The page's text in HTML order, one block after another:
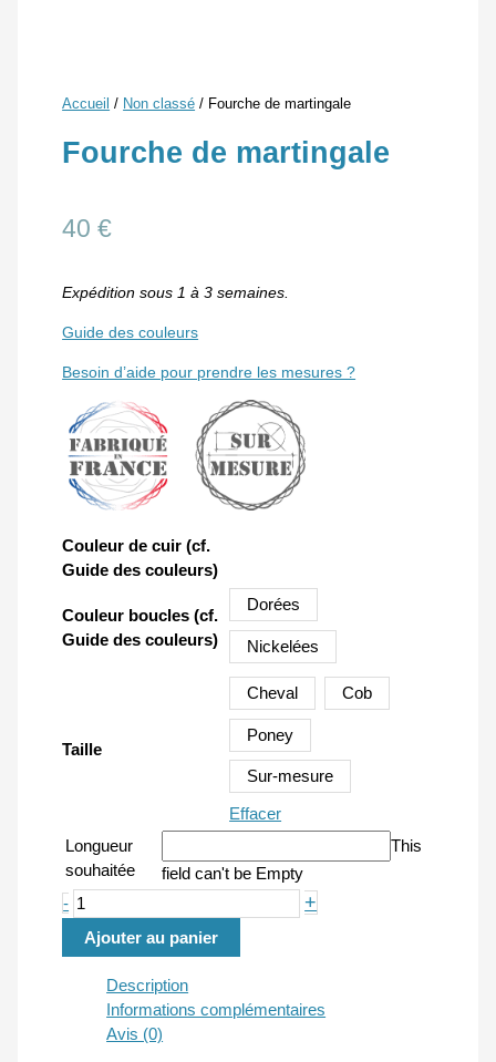
Accueil / Non classé / Fourche de martingale
Fourche de martingale
40€
Expédition sous 1 à 3 semaines.
Guide des couleurs
Besoin d’aide pour prendre les mesures ?
Couleur de cuir (cf.
Guide des couleurs)
Couleur boucles (cf.
Guide des couleurs)
Dorées
Nickelées
Taille
Cheval Cob
Poney
Sur-mesure
Effacer
Longueur
souhaitée
This
field can't be Empty
- quantité
de
Fourche
martingale
+
Ajouter au panier
Description
Informations complémentaires
Avis (0)